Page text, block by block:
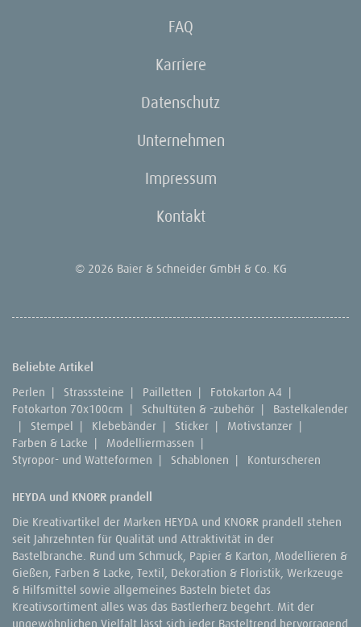
FAQ
Karriere
Datenschutz
Unternehmen
Impressum
Kontakt
© 2026 Baier & Schneider GmbH & Co. KG
Beliebte Artikel
Perlen | Strasssteine | Pailletten | Fotokarton A4 |
Fotokarton 70x100cm | Schultüten & -zubehör |
Bastelkalender
|
Stempel | Klebebänder | Sticker | Motivstanzer |
Farben & Lacke | Modelliermassen |
Styropor- und Watteformen | Schablonen | Konturscheren
HEYDA und KNORR prandell
Die Kreativartikel der Marken HEYDA und KNORR prandell stehen
seit Jahrzehnten für Qualität und Attraktivität in der
Bastelbranche. Rund um Schmuck, Papier & Karton, Modellieren &
Gießen, Farben & Lacke, Textil, Dekoration & Floristik, Werkzeuge
& Hilfsmittel sowie allgemeines Basteln bietet das
Kreativsortiment alles was das Bastlerherz begehrt. Mit der
ungewöhnlichen Vielfalt lässt sich jeder Basteltrend hervorragend